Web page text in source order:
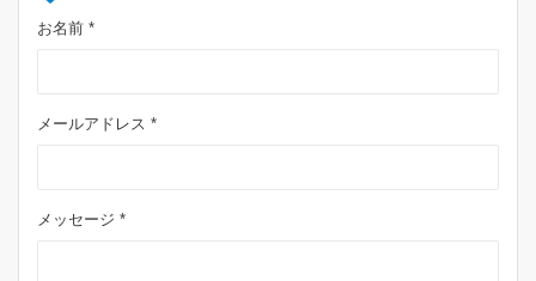
お名前 *
メールアドレス *
メッセージ *